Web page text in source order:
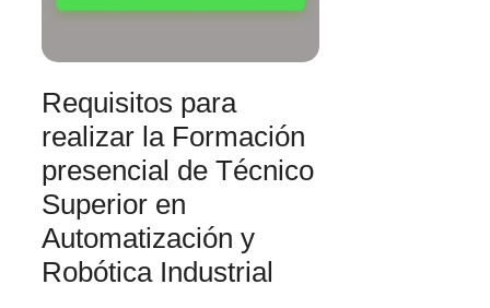
Requisitos para
realizar la Formación
presencial de Técnico
Superior en
Automatización y
Robótica Industrial